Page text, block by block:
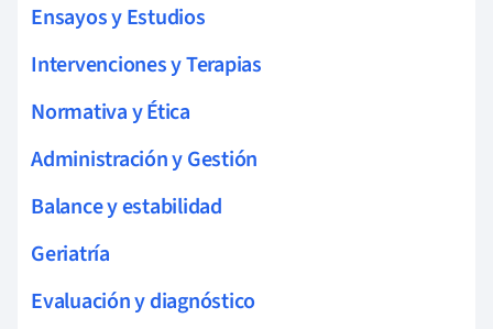
Ensayos y Estudios
Intervenciones y Terapias
Normativa y Ética
Administración y Gestión
Balance y estabilidad
Geriatría
Evaluación y diagnóstico